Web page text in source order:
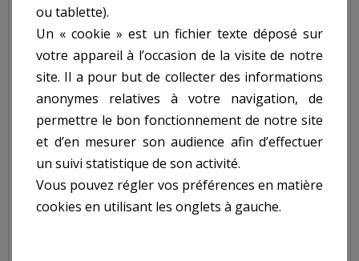
THERMOMÈTRE LASER INFRAROUGE
ou tablette).
Un « cookie » est un fichier texte déposé sur
votre appareil à l’occasion de la visite de notre
site. Il a pour but de collecter des informations
anonymes relatives à votre navigation, de
permettre le bon fonctionnement de notre site
et d’en mesurer son audience afin d’effectuer
un suivi statistique de son activité.
Vous pouvez régler vos préférences en matière
cookies en utilisant les onglets à gauche.